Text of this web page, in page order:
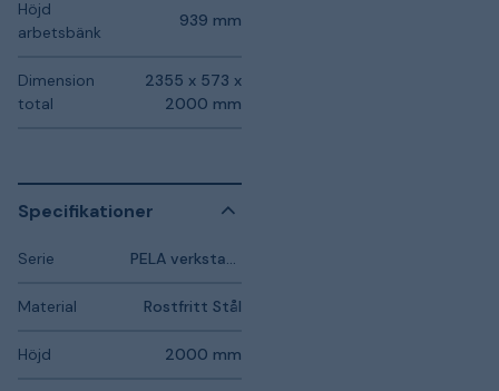
Höjd
arbetsbänk
939 mm
Dimension
total
2355 x 573 x
2000 mm
Specifikationer
Serie PELA verkstadsmöbler
Material Rostfritt Stål
Höjd 2000 mm